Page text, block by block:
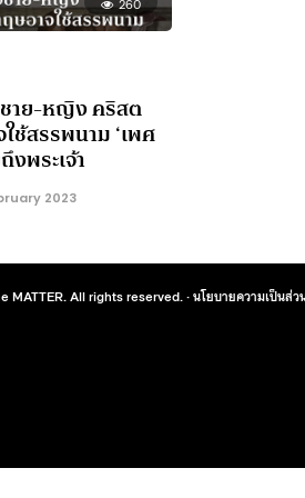
ชาย-หญิง คริสต
ช้สรรพนาม ‘เพศ
งพระเจ้า
2023
MATTER. All rights reserved. ·นโยบายความเป็นส่ว